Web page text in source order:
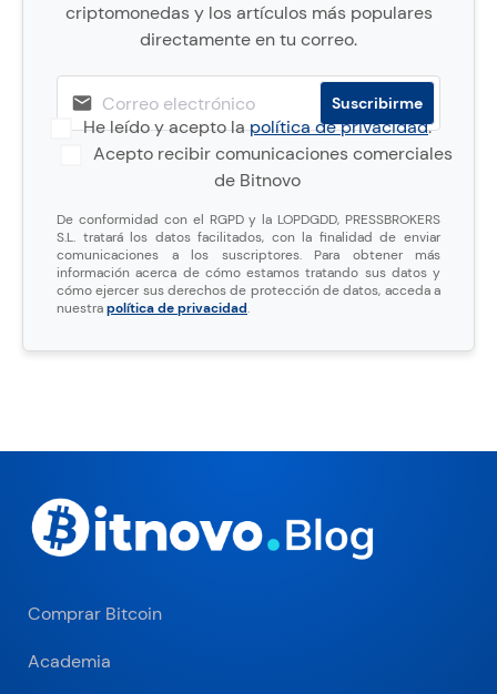
criptomonedas y los artículos más populares
directamente en tu correo.
He leído y acepto lapolítica de privacidad.
Acepto recibir comunicaciones comerciales
de Bitnovo
De conformidad con el RGPD y la LOPDGDD, PRESSBROKERS
S.L. tratará los datos facilitados, con la finalidad de enviar
comunicaciones a los suscriptores. Para obtener más
información acerca de cómo estamos tratando sus datos y
cómo ejercer sus derechos de protección de datos, acceda a
nuestrapolítica de privacidad.
Comprar Bitcoin
Academia